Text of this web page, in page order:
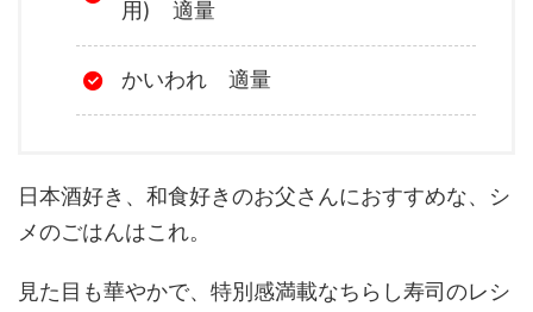
用) 適量
かいわれ 適量
日本酒好き、和食好きのお父さんにおすすめな、シ
メのごはんはこれ。
見た目も華やかで、特別感満載なちらし寿司のレシ